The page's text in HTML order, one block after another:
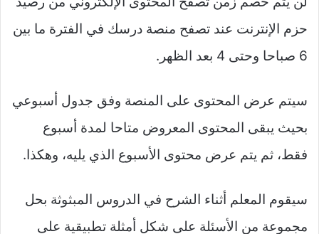
حزم الإنترنت عند تصفح منصة درسك في الفترة ما بين
6 صباحا وحتى 4 بعد الظهر.
سيتم عرض المحتوى على المنصة وفق جدول أسبوعي
بحيث يبقى المحتوى المعروض متاحا لمدة أسبوع
فقط، ثم يتم عرض محتوى الأسبوع الذي يليه، وهكذا.
سيقوم المعلم أثناء الشرح في الدروس المبثوثة بحل
مجموعة من الأسئلة على شكل أمثلة تطبيقية على